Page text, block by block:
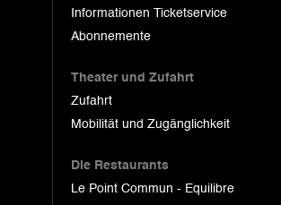
Informationen Ticketservice
Abonnemente
Theater und Zufahrt
Zufahrt
Mobilität und Zugänglichkeit
Die Restaurants
Le Point Commun - Equilibre